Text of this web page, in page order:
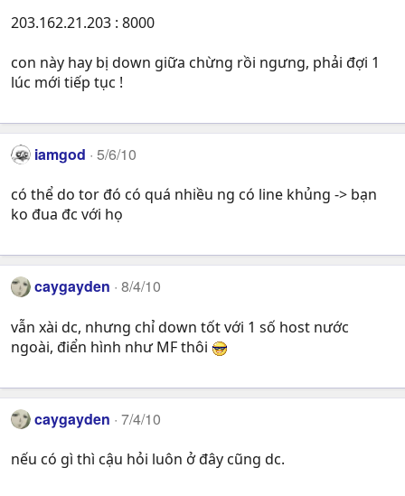
203.162.21.203 : 8000
con này hay bị down giữa chừng rồi ngưng, phải đợi 1
lúc mới tiếp tục !
iamgod 5/6/10
có thể do tor đó có quá nhiều ng có line khủng -> bạn
ko đua đc với họ
caygayden 8/4/10
vẫn xài dc, nhưng chỉ down tốt với 1 số host nước
ngoài, điển hình như MF thôi
caygayden 7/4/10
nếu có gì thì cậu hỏi luôn ở đây cũng dc.